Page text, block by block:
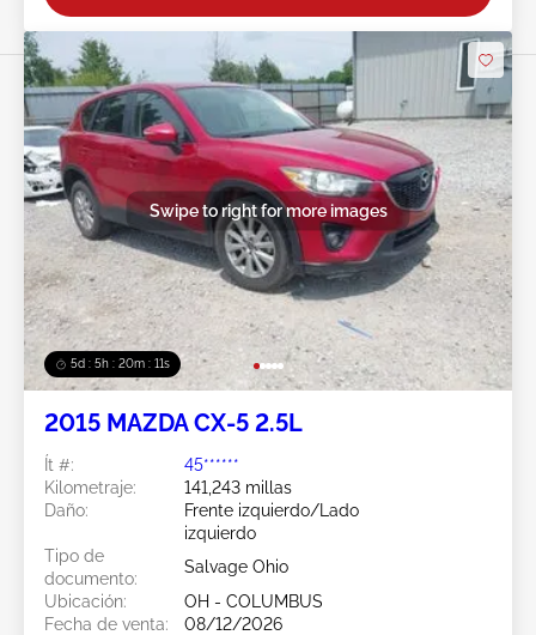
5d : 5h : 20m : 08s
Swipe to right for more images
2015 MAZDA CX-5 2.5L
Ít #:
45******
Kilometraje:
141,243 millas
Daño:
Frente izquierdo/Lado
izquierdo
Tipo de
documento:
Salvage Ohio
Ubicación:
OH - COLUMBUS
Fecha de venta:
08/12/2026